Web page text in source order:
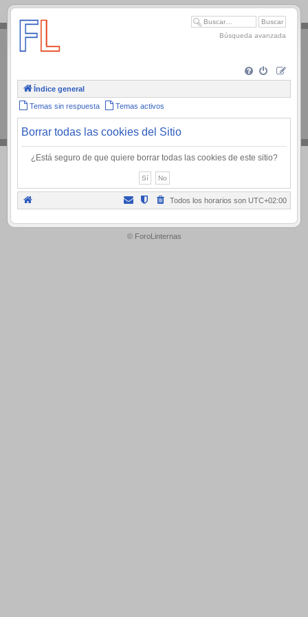
.
Búsqueda avanzada
Índice general
Temas sin respuesta Temas activos
Borrar todas las cookies del Sitio
¿Está seguro de que quiere borrar todas las cookies de este sitio?
Todos los horarios son UTC+02:00
.
© ForoLinternas